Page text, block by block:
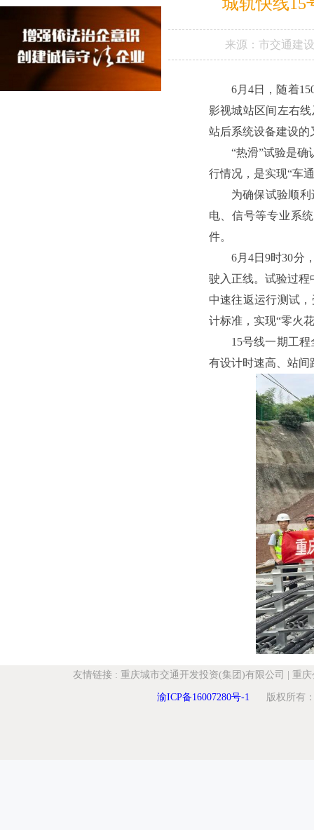
来源： 市交通建
6月4日，随着
影视城站区间左右
站后系统设备建设的
“热滑”试验是
行情况，是实现“车
为确保试验顺
电、信号等专业系
件。
6月4日9时30分
驶入正线。试验过程
中速往返运行测试
计标准，实现“零火
15号线一期工
有设计时速高、站间
友情链接 : 重庆城市交通开发投资(集团)有限公司 重庆
渝ICP备16007280号-1 版权所有：